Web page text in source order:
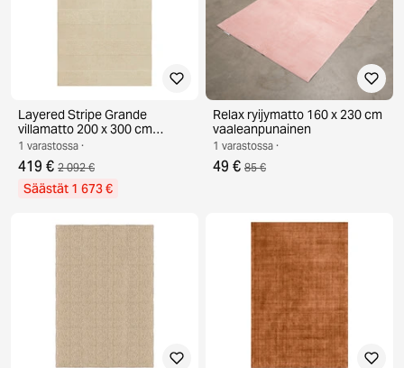
Layered Stripe Grande
villamatto 200 x 300 cm
Almond
1 varastossa ·
419 € 2 092 €
Säästät 1 673 €
Relax ryijymatto 160 x 230 cm
vaaleanpunainen
1 varastossa ·
49 € 85 €